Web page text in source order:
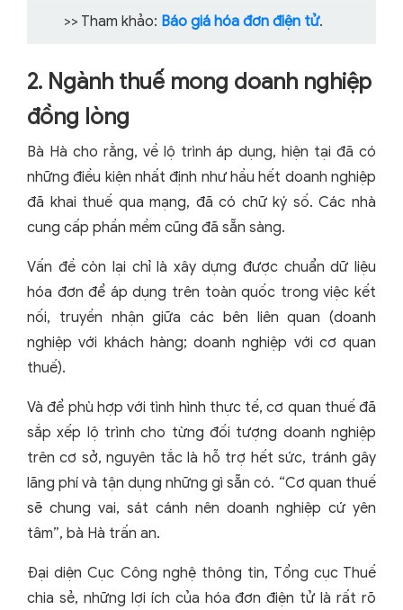
>> Tham khảo: Báo giá hóa đơn điện tử.
2. Ngành thuế mong doanh nghiệp
đồng lòng
Bà Hà cho rằng, về lộ trình áp dụng, hiện tại đã có
những điều kiện nhất định như hầu hết doanh nghiệp
đã khai thuế qua mạng, đã có chữ ký số. Các nhà
cung cấp phần mềm cũng đã sẵn sàng.
Vấn đề còn lại chỉ là xây dựng được chuẩn dữ liệu
hóa đơn để áp dụng trên toàn quốc trong việc kết
nối, truyền nhận giữa các bên liên quan (doanh
nghiệp với khách hàng; doanh nghiệp với cơ quan
thuế).
Và để phù hợp với tình hình thực tế, cơ quan thuế đã
sắp xếp lộ trình cho từng đối tượng doanh nghiệp
trên cơ sở, nguyên tắc là hỗ trợ hết sức, tránh gây
lãng phí và tận dụng những gì sẵn có. “Cơ quan thuế
sẽ chung vai, sát cánh nên doanh nghiệp cứ yên
tâm”, bà Hà trấn an.
Đại diện Cục Công nghệ thông tin, Tổng cục Thuế
chia sẻ, những lợi ích của hóa đơn điện tử là rất rõ